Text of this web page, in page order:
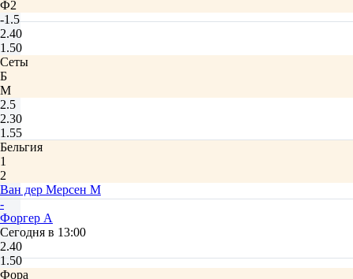
Ф2
-1.5
2.40
1.50
Сеты
Б
М
2.5
2.30
1.55
Бельгия
1
2
Ван дер Мерсен М
-
Форгер А
Сегодня в 13:00
2.40
1.50
Фора